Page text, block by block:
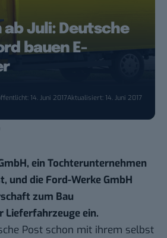
ab Juli: Deutsche
bauen E-
14. Juni 2017Aktualisiert: 14. Juni 2017
ein Tochterunternehmen
und die Ford-Werke GmbH
zum Bau
Lieferfahrzeuge ein.
Post schon mit ihrem selbst